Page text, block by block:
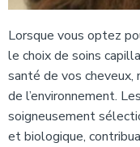
Lorsque vous optez
le choix de soins
santé de vos
de l’environnement.
soigneusement
et biologique,